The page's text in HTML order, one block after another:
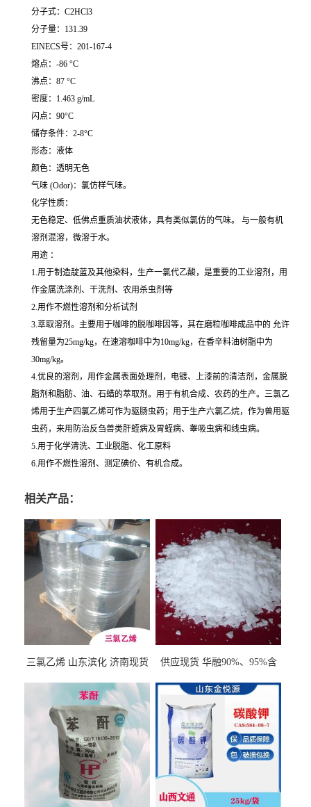
分子式：C2HCl3
分子量：131.39
EINECS号：201-167-4
熔点：-86 °C
沸点：87 °C
密度：1.463 g/mL
闪点：90°C
储存条件：2-8°C
形态：液体
颜色：透明无色
气味 (Odor)：氯仿样气味。
化学性质：
无色稳定、低佛点重质油状液体，具有类似氯仿的气味。 与一般有机
溶剂混溶，微溶于水。
用途 ：
1.用于制造靛蓝及其他染料，生产一氯代乙酸，是重要的工业溶剂，用
作金属洗涤剂、干洗剂、农用杀虫剂等
2.用作不燃性溶剂和分析试剂
3.萃取溶剂。主要用于咖啡的脱咖啡因等，其在磨粒咖啡成品中的 允许
残留量为25mg/kg，在速溶咖啡中为10mg/kg，在香辛料油树脂中为
30mg/kg。
4.优良的溶剂，用作金属表面处理剂，电镀、上漆前的清洁剂，金属脱
脂剂和脂肪、油、石蜡的萃取剂。用于有机合成、农药的生产。三氯乙
烯用于生产四氯乙烯可作为驱肠虫药；用于生产六氯乙烷，作为兽用驱
虫药，来用防治反刍兽类肝蛭病及胃蛭病、睾吸虫病和线虫病。
5.用于化学清洗、工业脱脂、化工原料
6.用作不燃性溶剂、测定碘价、有机合成。
相关产品：
三氯乙烯 山东滨化 济南现货
供应现货 华融90%、95%含